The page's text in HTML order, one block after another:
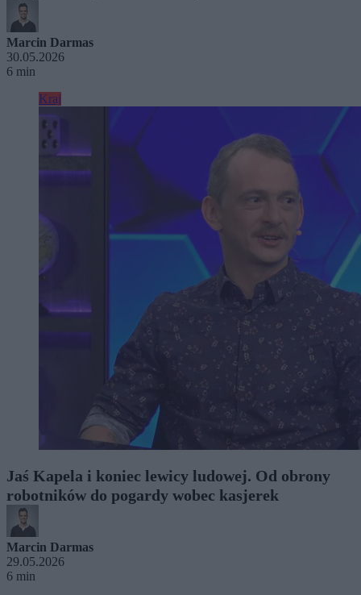
Marcin Darmas
30.05.2026
6 min
Kraj
Jaś Kapela i koniec lewicy ludowej. Od obrony
robotników do pogardy wobec kasjerek
Marcin Darmas
29.05.2026
6 min